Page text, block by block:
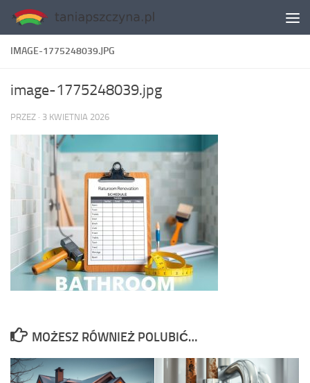
Skip to content
IMAGE-1775248039.JPG
image-1775248039.jpg
PRZEZ · 3 KWIETNIA 2026
MOŻESZ RÓWNIEŻ POLUBIĆ…